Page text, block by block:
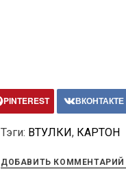
PINTEREST ВКОНТАКТЕ
Тэги: ВТУЛКИ, КАРТОН
ДОБАВИТЬ КОММЕНТАРИЙ